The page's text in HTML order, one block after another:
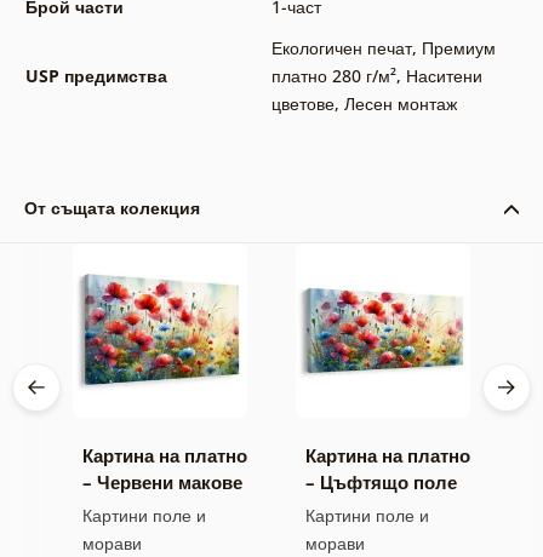
Брой части
1-част
USP предимства
Екологичен печат, Премиум
платно 280 г/м², Наситени
цветове, Лесен монтаж
От същата колекция
Картина на платно
– Червени макове
и сини метличини
Картини поле и
морави
Картина на платно
– Цъфтящо поле
с макове и
метличини
Картини поле и
морави